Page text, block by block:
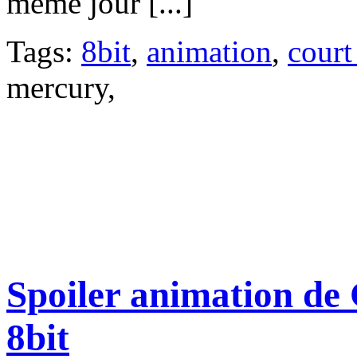
Tags: 8bit, animation,
mercury,
Spoiler animation de
8bit